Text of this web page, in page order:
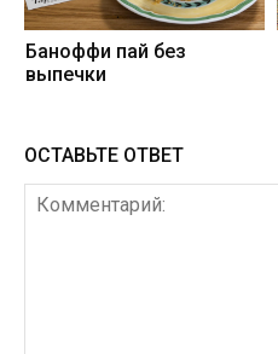
Баноффи пай без
выпечки
ОСТАВЬТЕ ОТВЕТ